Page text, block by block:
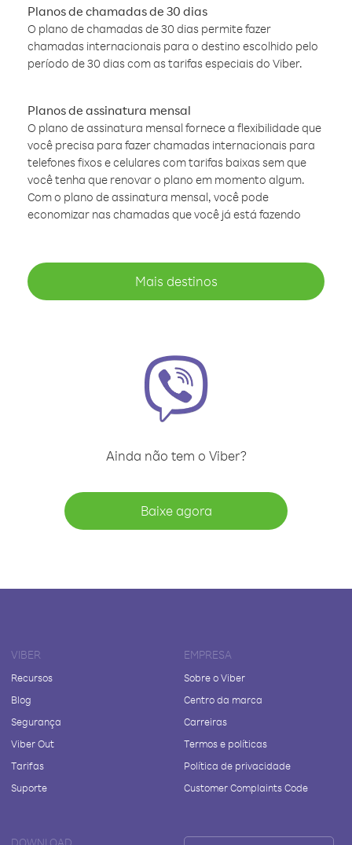
Planos de chamadas de 30 dias
O plano de chamadas de 30 dias permite fazer
chamadas internacionais para o destino escolhido pelo
período de 30 dias com as tarifas especiais do Viber.
Planos de assinatura mensal
O plano de assinatura mensal fornece a flexibilidade que
você precisa para fazer chamadas internacionais para
telefones fixos e celulares com tarifas baixas sem que
você tenha que renovar o plano em momento algum.
Com o plano de assinatura mensal, você pode
economizar nas chamadas que você já está fazendo
Mais destinos
Ainda não tem o Viber?
Baixe agora
VIBER
Recursos
Blog
Segurança
Viber Out
Tarifas
Suporte
EMPRESA
Sobre o Viber
Centro da marca
Carreiras
Termos e políticas
Política de privacidade
Customer Complaints Code
DOWNLOAD